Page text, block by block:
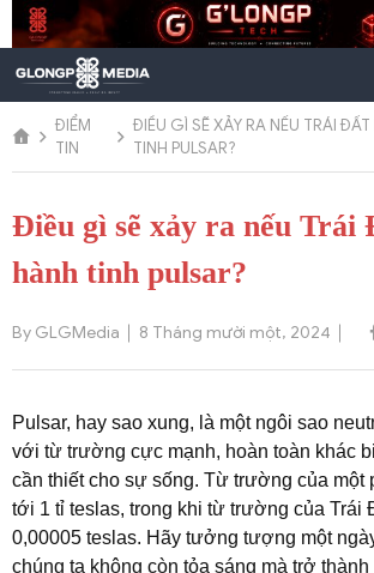
Chuyển
đến
dung
ĐIỂM
TIN
ĐIỀU GÌ SẼ XẢY RA NẾU TRÁI
TINH PULSAR?
Điều gì sẽ xảy ra nếu Trái
hành tinh pulsar?
By GLGMedia 8 Tháng mười một, 2024
Pulsar, hay sao xung, là một ngôi sao
với từ trường cực mạnh, hoàn toàn khác
cần thiết cho sự sống. Từ trường của một
tới 1 tỉ teslas, trong khi từ trường của Trái
0,00005 teslas. Hãy tưởng tượng một
chúng ta không còn tỏa sáng mà trở thành